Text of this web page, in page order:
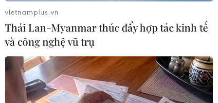
#Camera
#Chính phủ Sudan
#Cao ủy Liên hợp quốc về người tị nạn
#UNHCR
#Darfur
#Bắt cóc #Omar al-Bashir Sudan
vietnamplus.vn
Thái Lan-Myanmar thúc đẩy hợp tác kinh tế
và công nghệ vũ trụ